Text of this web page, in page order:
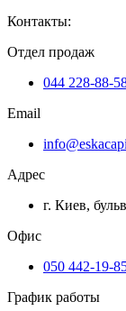
Контакты:
Отдел продаж
044 228-88-
Email
Адрес
г. Киев,
Офис
050 442-19-
График работы